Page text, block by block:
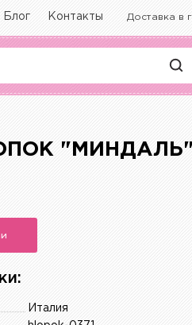
Блог Контакты Доставка в
"МИНДАЛЬ"
Италия